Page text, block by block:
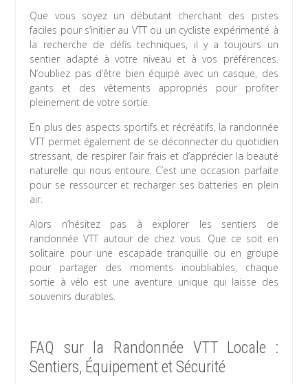
Que vous soyez un débutant cherchant des pistes
faciles pour s’initier au VTT ou un cycliste expérimenté à
la recherche de défis techniques, il y a toujours un
sentier adapté à votre niveau et à vos préférences.
N’oubliez pas d’être bien équipé avec un casque, des
gants et des vêtements appropriés pour profiter
pleinement de votre sortie.
En plus des aspects sportifs et récréatifs, la randonnée
VTT permet également de se déconnecter du quotidien
stressant, de respirer l’air frais et d’apprécier la beauté
naturelle qui nous entoure. C’est une occasion parfaite
pour se ressourcer et recharger ses batteries en plein
air.
Alors n’hésitez pas à explorer les sentiers de
randonnée VTT autour de chez vous. Que ce soit en
solitaire pour une escapade tranquille ou en groupe
pour partager des moments inoubliables, chaque
sortie à vélo est une aventure unique qui laisse des
souvenirs durables.
FAQ sur la Randonnée VTT Locale :
Sentiers, Équipement et Sécurité